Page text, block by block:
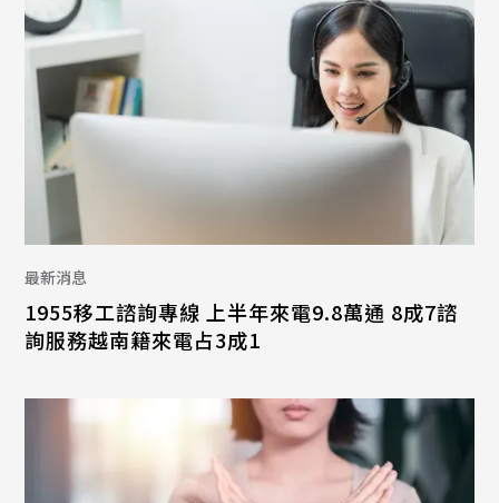
最新消息
1955移工諮詢專線 上半年來電9.8萬通 8成7諮
詢服務越南籍來電占3成1